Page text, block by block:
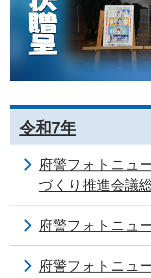
令和7年
府警フォトニュ
づくり推進会議総
府警フォトニュ
府警フォトニュ